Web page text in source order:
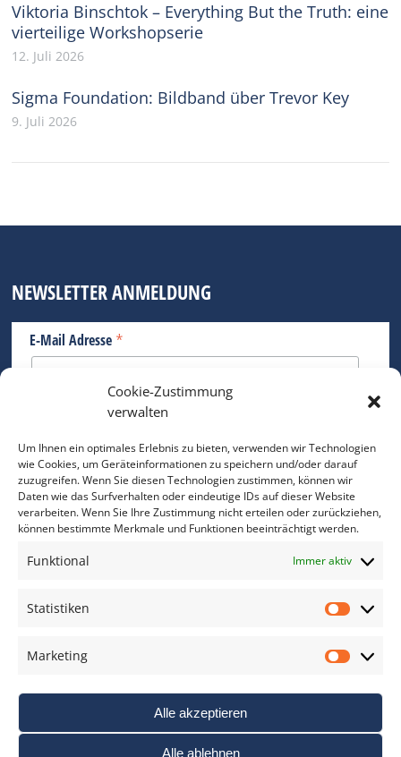
Cookie-Zustimmung
verwalten
Um Ihnen ein optimales Erlebnis zu bieten, verwenden wir Technologien
wie Cookies, um Geräteinformationen zu speichern und/oder darauf
zuzugreifen. Wenn Sie diesen Technologien zustimmen, können wir
Daten wie das Surfverhalten oder eindeutige IDs auf dieser Website
verarbeiten. Wenn Sie Ihre Zustimmung nicht erteilen oder zurückziehen,
können bestimmte Merkmale und Funktionen beeinträchtigt werden.
Funktional Immer aktiv
Statistiken
Marketing
Alle akzeptieren
Alle ablehnen
Viktoria Binschtok – Everything But the Truth: eine
vierteilige Workshopserie
12. Juli 2026
Sigma Foundation: Bildband über Trevor Key
9. Juli 2026
NEWSLETTER ANMELDUNG
E-Mail Adresse *
Bitte geben Sie Ihre E-Mail Adresse ein.
*